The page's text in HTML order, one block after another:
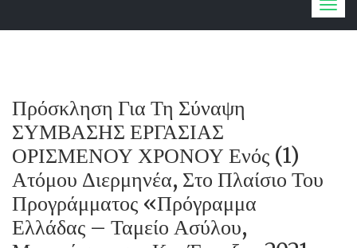
Πρόσκληση Για Τη Σύναψη
ΣΥΜΒΑΣΗΣ ΕΡΓΑΣΙΑΣ
ΟΡΙΣΜΕΝΟΥ ΧΡΟΝΟΥ Ενός (1)
Ατόμου Διερμηνέα, Στο Πλαίσιο Του
Προγράμματος «Πρόγραμμα
Ελλάδας – Ταμείο Ασύλου,